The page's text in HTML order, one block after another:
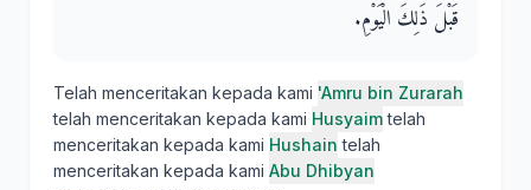
قَبْلَ ذَلِكَ الْيَوْمِ‏.‏
Telah menceritakan kepada kami 'Amru bin Zurarah
telah menceritakan kepada kami Husyaimtelah
menceritakan kepada kami Hushain telah
menceritakan kepada kami Abu Dhibyan